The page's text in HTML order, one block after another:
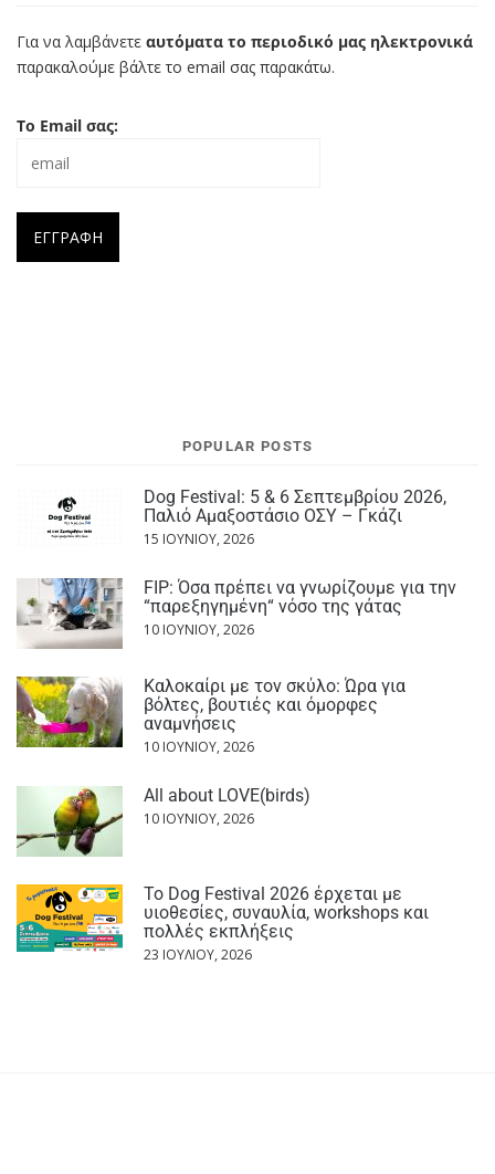
Για να λαμβάνετε αυτόματα το περιοδικό μας ηλεκτρονικά
παρακαλούμε βάλτε το email σας παρακάτω.
Το Email σας:
POPULAR POSTS
Dog Festival: 5 & 6 Σεπτεμβρίου 2026,
Παλιό Αμαξοστάσιο ΟΣΥ – Γκάζι
15 ΙΟΥΝΊΟΥ, 2026
FIP: Όσα πρέπει να γνωρίζουμε για την
“παρεξηγημένη“ νόσο της γάτας
10 ΙΟΥΝΊΟΥ, 2026
Καλοκαίρι με τον σκύλο: Ώρα για
βόλτες, βουτιές και όμορφες
αναμνήσεις
10 ΙΟΥΝΊΟΥ, 2026
All about LOVE(birds)
10 ΙΟΥΝΊΟΥ, 2026
Το Dog Festival 2026 έρχεται με
υιοθεσίες, συναυλία, workshops και
πολλές εκπλήξεις
23 ΙΟΥΛΊΟΥ, 2026